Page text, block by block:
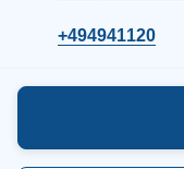
+494941120